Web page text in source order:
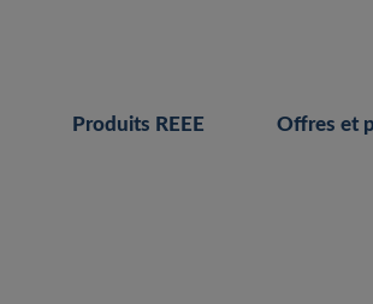
Produits REEE Offres et